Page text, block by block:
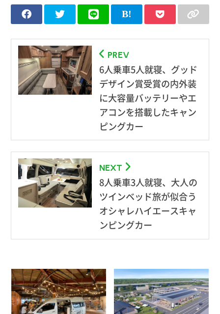
PREV
6人乗車5人就寝、グッド
デザイン賞受賞の内外装
に大容量バッテリーやエ
アコンを搭載したキャン
ピングカー
NEXT
8人乗車3人就寝、大人の
ツインベッド旅が似合う
オシャレハイエースキャ
ンピングカー